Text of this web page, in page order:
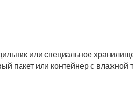
или специальное
пакет или контейнер с влажной